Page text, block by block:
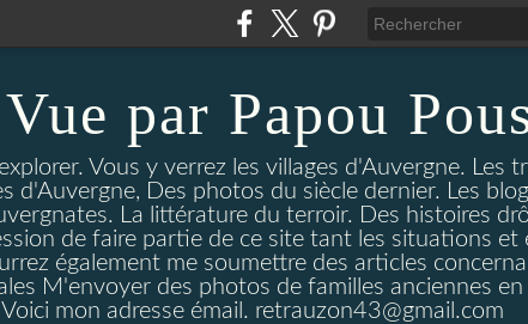
par Papou
Vous y verrez les villages d'Auvergne. Les
d'Auvergne, Des photos du siècle dernier. Les
La littérature du terroir. Des histoires
de faire partie de ce site tant les situations et
également me soumettre des articles
M'envoyer des photos de familles anciennes
mon adresse émail. retrauzon43@gmail.com